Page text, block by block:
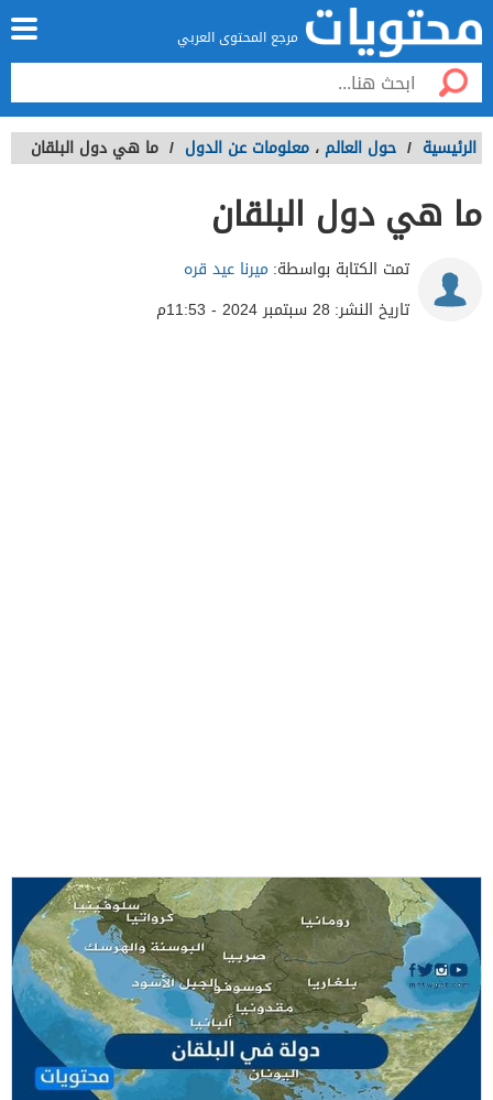
مرجع المحتوى العربي
الرئيسية / حول العالم ، معلومات عن الدول / ما هي دول البلقان
ما هي دول البلقان
تمت الكتابة بواسطة: ميرنا عيد قره
تاريخ النشر: 28 سبتمبر 2024 - 11:53م